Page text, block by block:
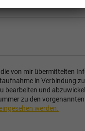
die von mir übermittelten
in Verbindung
bearbeiten und
zu den
werden.